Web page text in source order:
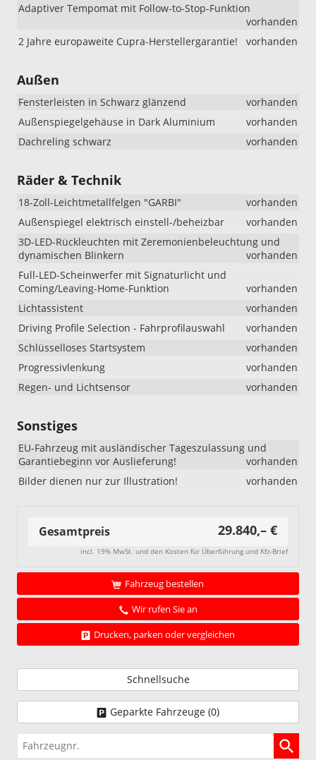
Adaptiver Tempomat mit Follow-to-Stop-Funktion
vorhanden
2 Jahre europaweite Cupra-Herstellergarantie!
vorhanden
Außen
Fensterleisten in Schwarz glänzend
vorhanden
Außenspiegelgehäuse in Dark Aluminium
vorhanden
Dachreling schwarz
vorhanden
Räder & Technik
18-Zoll-Leichtmetallfelgen "GARBI"
vorhanden
Außenspiegel elektrisch einstell-/beheizbar
vorhanden
3D-LED-Rückleuchten mit Zeremonienbeleuchtung und
dynamischen Blinkern
vorhanden
Full-LED-Scheinwerfer mit Signaturlicht und
Coming/Leaving-Home-Funktion
vorhanden
Lichtassistent
vorhanden
Driving Profile Selection - Fahrprofilauswahl
vorhanden
Schlüsselloses Startsystem
vorhanden
Progressivlenkung
vorhanden
Regen- und Lichtsensor
vorhanden
Sonstiges
EU-Fahrzeug mit ausländischer Tageszulassung und
Garantiebeginn vor Auslieferung!
vorhanden
Bilder dienen nur zur Illustration!
vorhanden
Gesamtpreis 29.840,– €
incl. 19% MwSt. und den Kosten für Überführung und Kfz-Brief
Fahrzeug bestellen
Wir rufen Sie an
Drucken, parken oder vergleichen
Schnellsuche
Geparkte Fahrzeuge (0)
Fahrzeugnr.